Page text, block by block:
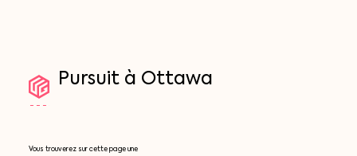
Pursuit à Ottawa
Vous trouverez sur cette page une